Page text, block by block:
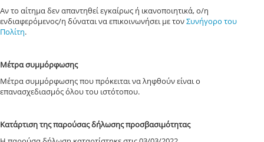
Αν το αίτημα δεν απαντηθεί εγκαίρως ή ικανοποιητικά, ο/η
ενδιαφερόμενος/η δύναται να επικοινωνήσει με τονΣυνήγορο του
Πολίτη.
Μέτρα συμμόρφωσης
Μέτρα συμμόρφωσης που πρόκειται να ληφθούν είναι ο
επανασχεδιασμός όλου του ιστότοπου.
Κατάρτιση της παρούσας δήλωσης προσβασιμότητας